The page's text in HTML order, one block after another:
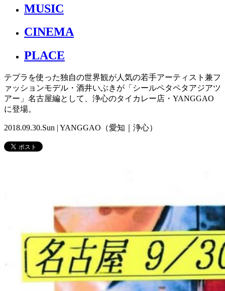
MUSIC
CINEMA
PLACE
テプラを使った独自の世界観が人気の若手アーティスト兼フ
ァッションモデル・酒井いぶきが「シールペタペタアジアツ
アー」名古屋編として、浄心のタイカレー店・YANGGAO
に登場。
2018.09.30.Sun | YANGGAO（愛知｜浄心）